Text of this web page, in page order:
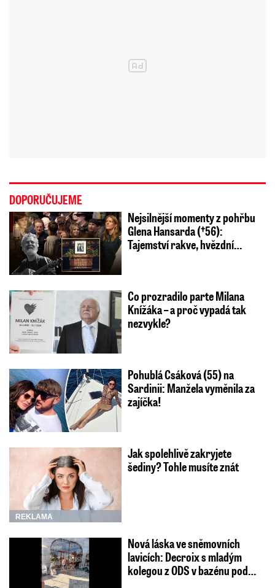
DOPORUČUJEME
Nejsilnější momenty z pohřbu
Glena Hansarda (†56):
Tajemství rakve, hvězdní…
Co prozradilo parte Milana
Knížáka – a proč vypadá tak
nezvykle?
Pohublá Csáková (55) na
Sardinii: Manžela vyměnila za
zajíčka!
REKLAMA
Jak spolehlivě zakryjete
šediny? Tohle musíte znát
Nová láska ve sněmovních
lavicích: Decroix s mladým
kolegou z ODS v bazénu pod…